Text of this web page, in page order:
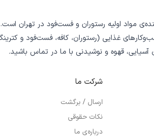
مواد اولیه رستوران و فست‌فود در تهران
غذایی (رستوران، کافه، فست‌فود و
قهوه و نوشیدنی با ما در تماس باشید.
شرکت ما
ارسال / برگشت
نکات حقوقی
درباره‌ی ما